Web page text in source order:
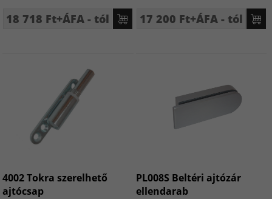
18 718 Ft+ÁFA - tól 17 200 Ft+ÁFA - tól
4002 Tokra szerelhető
ajtócsap
PL008S Beltéri ajtózár
ellendarab